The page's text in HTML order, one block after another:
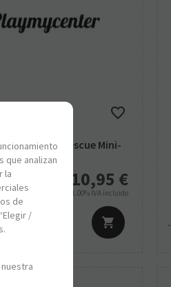
CALL - Fire Rescue Mini-
10,95 €
21.00% IVA incluido
-
que analizan
la
de
/